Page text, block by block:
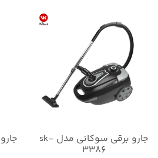
جارو برقی سوکانی مدل sk-
3386